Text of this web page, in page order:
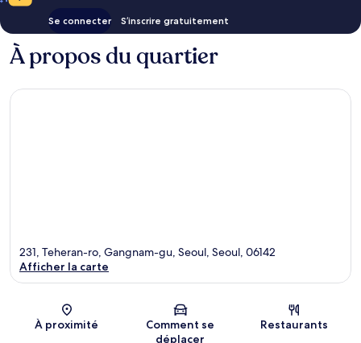
Se connecter S’inscrire gratuitement
À propos du quartier
Carte
231, Teheran-ro, Gangnam-gu, Seoul, Seoul, 06142
Afficher la carte
À proximité
Comment se
déplacer
Restaurants